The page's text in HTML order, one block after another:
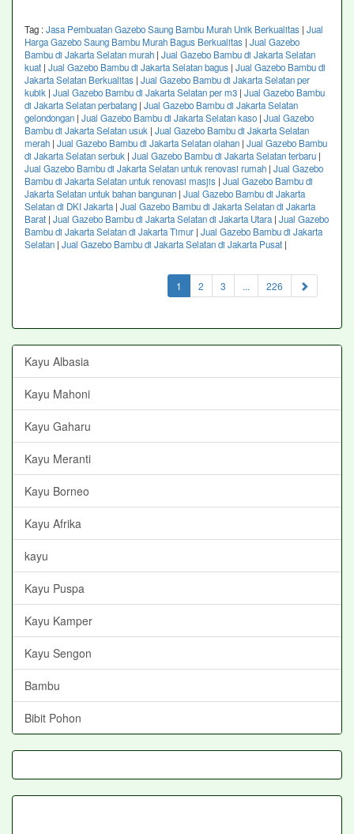
Tag :Jasa Pembuatan Gazebo Saung Bambu Murah Unik Berkualitas | Jual
Harga Gazebo Saung Bambu Murah Bagus Berkualitas | Jual Gazebo
Bambu di Jakarta Selatan murah | Jual Gazebo Bambu di Jakarta Selatan
kuat | Jual Gazebo Bambu di Jakarta Selatan bagus | Jual Gazebo Bambu di
Jakarta Selatan Berkualitas | Jual Gazebo Bambu di Jakarta Selatan per
kubik | Jual Gazebo Bambu di Jakarta Selatan per m3 | Jual Gazebo Bambu
di Jakarta Selatan perbatang | Jual Gazebo Bambu di Jakarta Selatan
gelondongan | Jual Gazebo Bambu di Jakarta Selatan kaso | Jual Gazebo
Bambu di Jakarta Selatan usuk | Jual Gazebo Bambu di Jakarta Selatan
merah | Jual Gazebo Bambu di Jakarta Selatan olahan | Jual Gazebo Bambu
di Jakarta Selatan serbuk | Jual Gazebo Bambu di Jakarta Selatan terbaru |
Jual Gazebo Bambu di Jakarta Selatan untuk renovasi rumah | Jual Gazebo
Bambu di Jakarta Selatan untuk renovasi masjis | Jual Gazebo Bambu di
Jakarta Selatan untuk bahan bangunan | Jual Gazebo Bambu di Jakarta
Selatan di DKI Jakarta | Jual Gazebo Bambu di Jakarta Selatan di Jakarta
Barat | Jual Gazebo Bambu di Jakarta Selatan di Jakarta Utara | Jual Gazebo
Bambu di Jakarta Selatan di Jakarta Timur | Jual Gazebo Bambu di Jakarta
Selatan | Jual Gazebo Bambu di Jakarta Selatan di Jakarta Pusat |
1 (current)
2 3 ... 226
Kayu Albasia
Kayu Mahoni
Kayu Gaharu
Kayu Meranti
Kayu Borneo
Kayu Afrika
kayu
Kayu Puspa
Kayu Kamper
Kayu Sengon
Bambu
Bibit Pohon